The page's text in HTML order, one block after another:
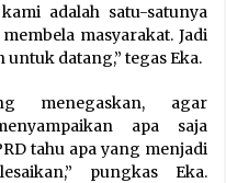
adalah satu-satunya
masyarakat. Jadi
datang,” tegas Eka.
menegaskan, agar
apa saja
tahu apa yang menjadi
pungkas Eka.